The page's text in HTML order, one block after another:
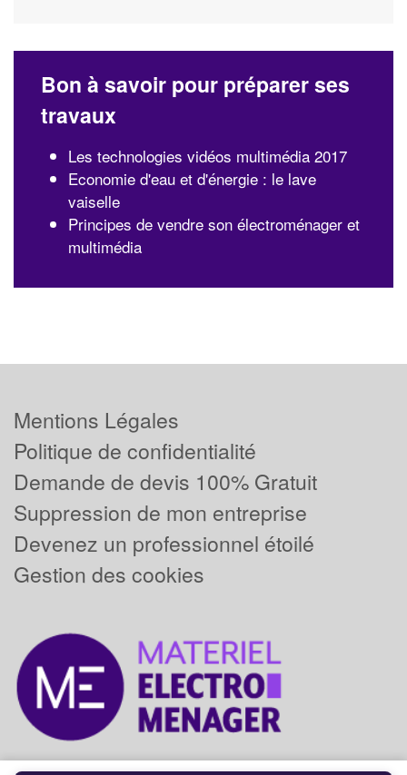
Bon à savoir pour préparer ses
travaux
Les technologies vidéos multimédia 2017
Economie d'eau et d'énergie : le lave
vaiselle
Principes de vendre son électroménager et
multimédia
Mentions Légales
Politique de confidentialité
Demande de devis 100% Gratuit
Suppression de mon entreprise
Devenez un professionnel étoilé
Gestion des cookies